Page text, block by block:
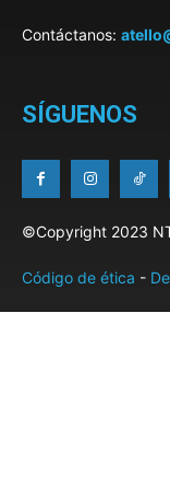
Contáctanos:
SÍGUENOS
©Copyright 2023
Código de ética -